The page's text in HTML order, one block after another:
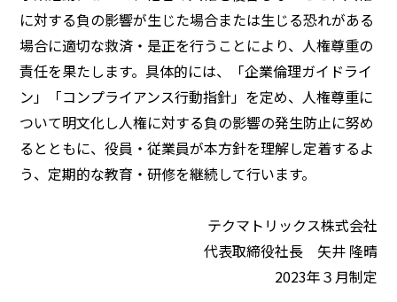
に対する負の影響が生じた場合または生じる恐れがある
場合に適切な救済・是正を行うことにより、人権尊重の
責任を果たします。具体的には、「企業倫理ガイドライ
ン」「コンプライアンス行動指針」を定め、人権尊重に
ついて明文化し人権に対する負の影響の発生防止に努め
るとともに、役員・従業員が本方針を理解し定着するよ
う、定期的な教育・研修を継続して行います。
テクマトリックス株式会社
代表取締役社長 矢井 隆晴
2023年３月制定